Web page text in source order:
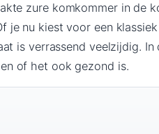
zure komkommer in de
je nu kiest voor een
is verrassend veelzijdig.
of het ook gezond is.